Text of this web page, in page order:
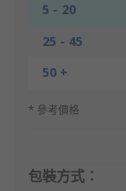
5 - 20
25 - 45
50 +
* 參考價格
包裝方式：